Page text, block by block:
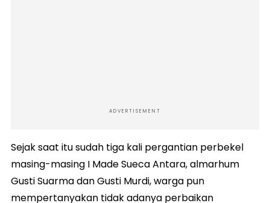
ADVERTISEMENT
Sejak saat itu sudah tiga kali pergantian perbekel
masing-masing I Made Sueca Antara, almarhum
Gusti Suarma dan Gusti Murdi, warga pun
mempertanyakan tidak adanya perbaikan